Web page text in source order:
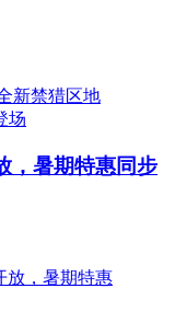
，暑期特惠同步